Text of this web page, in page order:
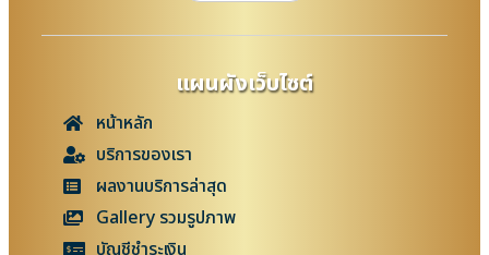
แผนผังเว็บไซต์
หน้าหลัก
บริการของเรา
ผลงานบริการล่าสุด
Gallery รวมรูปภาพ